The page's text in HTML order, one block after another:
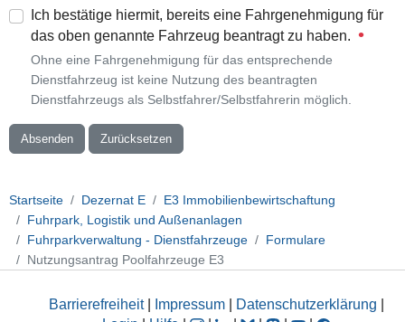
Ich bestätige hiermit, bereits eine Fahrgenehmigung für
das oben genannte Fahrzeug beantragt zu haben.
Ohne eine Fahrgenehmigung für das entsprechende
Dienstfahrzeug ist keine Nutzung des beantragten
Dienstfahrzeugs als Selbstfahrer/Selbstfahrerin möglich.
Absenden Zurücksetzen
Startseite Dezernat E
E3 Immobilienbewirtschaftung
Fuhrpark, Logistik und Außenanlagen
Fuhrparkverwaltung - Dienstfahrzeuge
Formulare
Nutzungsantrag Poolfahrzeuge E3
Barrierefreiheit| Impressum Datenschutzerklärung